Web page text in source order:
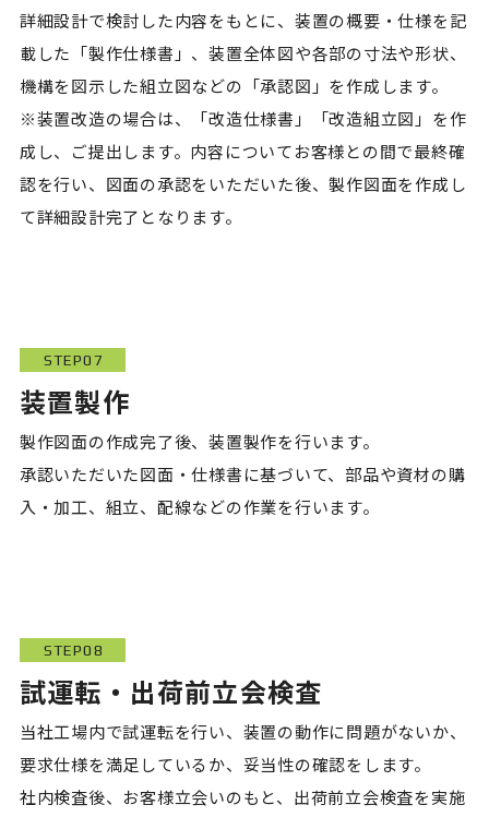
詳細設計で検討した内容をもとに、装置の概要・仕様を記
載した「製作仕様書」、装置全体図や各部の寸法や形状、
機構を図示した組立図などの「承認図」を作成します。
※装置改造の場合は、「改造仕様書」「改造組立図」を作
成し、ご提出します。内容についてお客様との間で最終確
認を行い、図面の承認をいただいた後、製作図面を作成し
て詳細設計完了となります。
STEP07
装置製作
製作図面の作成完了後、装置製作を行います。
承認いただいた図面・仕様書に基づいて、部品や資材の購
入・加工、組立、配線などの作業を行います。
STEP08
試運転・出荷前立会検査
当社工場内で試運転を行い、装置の動作に問題がないか、
要求仕様を満足しているか、妥当性の確認をします。
社内検査後、お客様立会いのもと、出荷前立会検査を実施